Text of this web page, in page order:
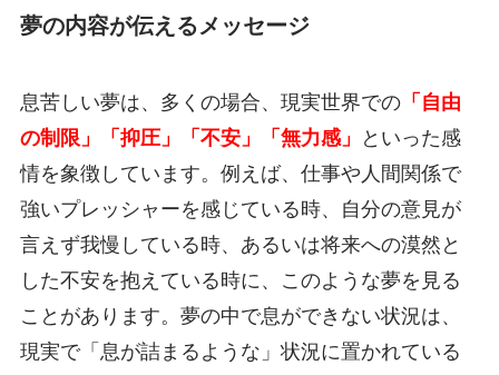
夢の内容が伝えるメッセージ
息苦しい夢は、多くの場合、現実世界での「自由
の制限」「抑圧」「不安」「無力感」
といった感
情を象徴しています。例えば、仕事や人間関係で
強いプレッシャーを感じている時、自分の意見が
言えず我慢している時、あるいは将来への漠然と
した不安を抱えている時に、このような夢を見る
ことがあります。夢の中で息ができない状況は、
現実で「息が詰まるような」状況に置かれている